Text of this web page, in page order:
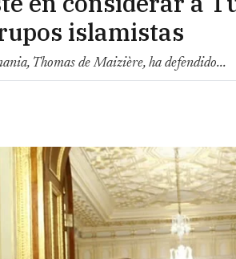
islamistas
Thomas de Maizière, ha defendido...